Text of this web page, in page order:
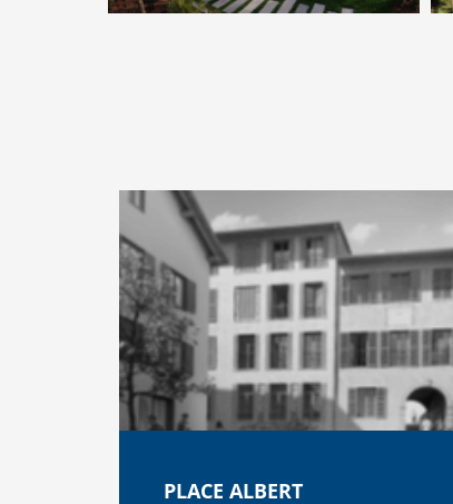
PLACE ALBERT